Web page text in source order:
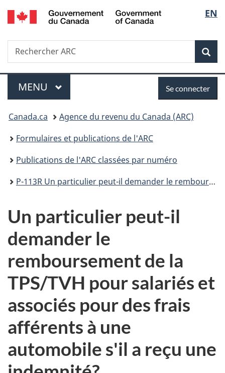
Passer
au
Passer
à
du
Passer
à
simplifiée
de
la
EN
Recherche
Rechercher
ARC
Menu
MENU PRINCIPAL
connecter
Se connecter
Vous
êtes
ici :
Canada.ca
Agence du revenu du Canada (ARC)
Formulaires et publications de l'ARC
Publications de l'ARC classées par numéro
P-113R Un particulier peut-il demander le remboursement de la TPS/TVH pour salariés et associés pour des frais afférents à une automobile s'il a reçu une indemnité
Un particulier peut-il
demander le
remboursement de la
TPS/TVH pour salariés et
associés pour des frais
afférents à une
automobile s'il a reçu une